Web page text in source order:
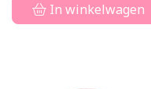
In winkelwagen